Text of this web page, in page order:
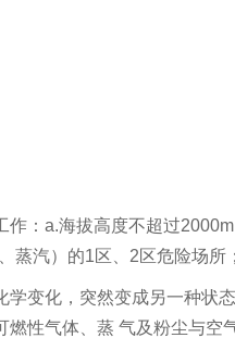
： a.海拔高度不超过2000m
蒸汽）的1区、 2区危险场所；
变化，突然变成另一种状
燃性气体、蒸 气及粉尘与空